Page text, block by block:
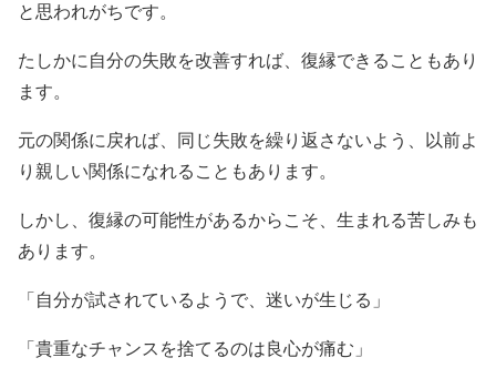
と思われがちです。
たしかに自分の失敗を改善すれば、復縁できることもあり
ます。
元の関係に戻れば、同じ失敗を繰り返さないよう、以前よ
り親しい関係になれることもあります。
しかし、復縁の可能性があるからこそ、生まれる苦しみも
あります。
「自分が試されているようで、迷いが生じる」
「貴重なチャンスを捨てるのは良心が痛む」